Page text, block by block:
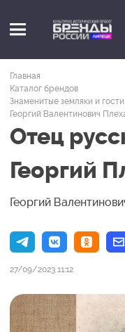
Главная
Каталог брендов
Знаменитые земляки и
Георгий Валентинович
Отец
Георгий
Георгий
27/09/2023 11:12